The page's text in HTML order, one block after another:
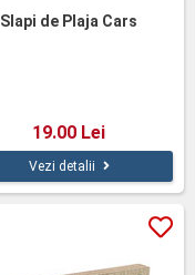
Slapi de Plaja Cars
19.00 Lei
Vezi detalii